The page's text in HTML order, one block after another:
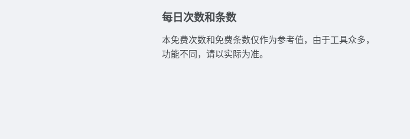
每日次数和条数
本免费次数和免费条数仅作为参考值，由于工具众多，
功能不同，请以实际为准。